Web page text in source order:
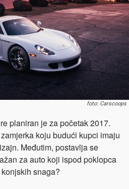
foto: Carscoops
planiran je za početak 2017.
koju budući kupci imaju
Međutim, postavlja se
za auto koji ispod poklopca
snaga?